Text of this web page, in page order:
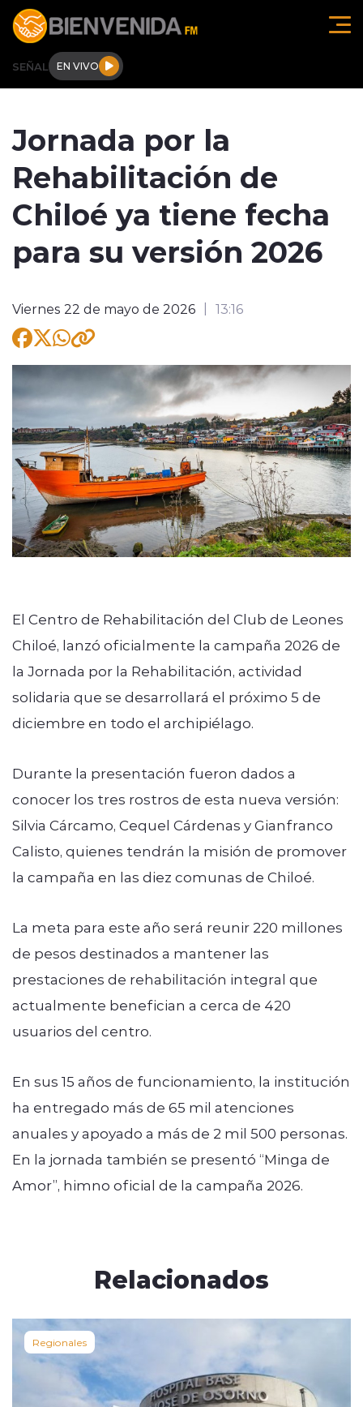
Click acá para ir directamente al contenido
SEÑAL EN VIVO
Regionales
Tendencias
Deportes
Entrevistas
modo claro
Jornada por la
Rehabilitación de
Chiloé ya tiene fecha
para su versión 2026
Viernes 22 de mayo de 2026 13:16
El Centro de Rehabilitación del Club de Leones
Chiloé, lanzó oficialmente la campaña 2026 de
la Jornada por la Rehabilitación, actividad
solidaria que se desarrollará el próximo 5 de
diciembre en todo el archipiélago.
Durante la presentación fueron dados a
conocer los tres rostros de esta nueva versión:
Silvia Cárcamo, Cequel Cárdenas y Gianfranco
Calisto, quienes tendrán la misión de promover
la campaña en las diez comunas de Chiloé.
La meta para este año será reunir 220 millones
de pesos destinados a mantener las
prestaciones de rehabilitación integral que
actualmente benefician a cerca de 420
usuarios del centro.
En sus 15 años de funcionamiento, la institución
ha entregado más de 65 mil atenciones
anuales y apoyado a más de 2 mil 500 personas.
En la jornada también se presentó “Minga de
Amor”, himno oficial de la campaña 2026.
Relacionados
Regionales